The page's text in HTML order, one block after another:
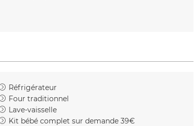
Réfrigérateur
Four traditionnel
Lave-vaisselle
Kit bébé complet sur demande 39€